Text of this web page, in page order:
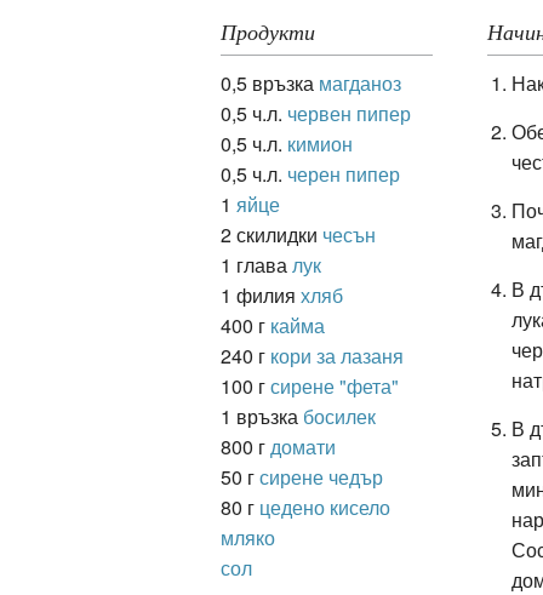
Продукти
0,5 връзка магданоз
0,5 ч.л. червен пипер
0,5 ч.л. кимион
0,5 ч.л. черен пипер
1 яйце
2 скилидки чесън
1 главалук
1 филия хляб
400 г кайма
240 г кори за лазаня
100 гсирене "фета"
1 връзка босилек
800 гдомати
50 гсирене чедър
80 г цедено кисело
мляко
сол
В
В